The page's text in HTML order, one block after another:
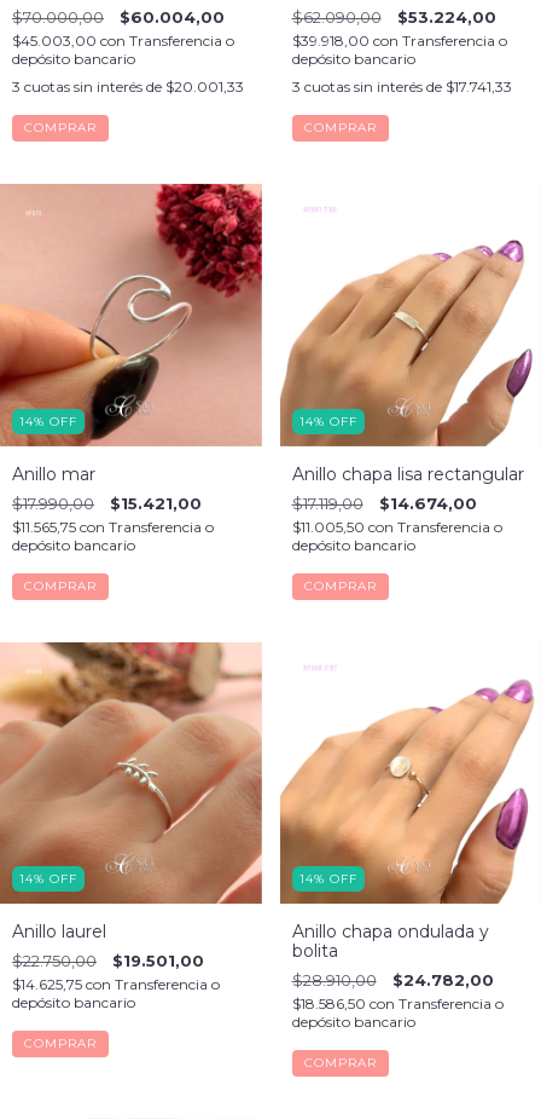
$70.000,00 $60.004,00
$45.003,00 con Transferencia o
depósito bancario
3 cuotas sin interés de $20.001,33
COMPRAR
$62.090,00 $53.224,00
$39.918,00 con Transferencia o
depósito bancario
3 cuotas sin interés de $17.741,33
COMPRAR
14% OFF
Anillo mar
$17.990,00 $15.421,00
$11.565,75 con Transferencia o
depósito bancario
COMPRAR
14% OFF
Anillo chapa lisa rectangular
$17.119,00 $14.674,00
$11.005,50 con Transferencia o
depósito bancario
COMPRAR
14% OFF
Anillo laurel
$22.750,00 $19.501,00
$14.625,75 con Transferencia o
depósito bancario
COMPRAR
14% OFF
Anillo chapa ondulada y
bolita
$28.910,00 $24.782,00
$18.586,50 con Transferencia o
depósito bancario
COMPRAR